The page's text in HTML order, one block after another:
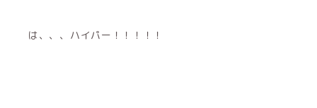
は、、、ハイパー！！！！！